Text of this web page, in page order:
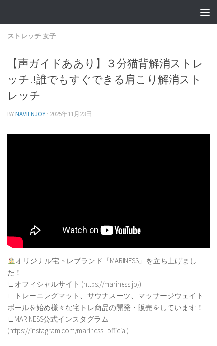
ストレッチ 女子
【声ガイドああり】３分猫背解消ストレ
ッチ!!誰でもすぐできる肩こり解消スト
レッチ
BYNAVIENJOY · 2025年11月23日
オリジナル宅トレブランド「MARINESS」を立ち上げまし
た！
∟オフィシャルサイト (https://mariness.jp/)
∟トレーニングマット、サウナスーツ、マッサージウェイト
ボールを始め様々な宅トレ商品の開発・販売をしています！
∟MARINESS公式インスタグラム
(https://instagram.com/mariness_official)